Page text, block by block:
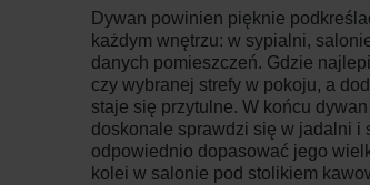
Dywan powinien pięknie
każdym wnętrzu: w sypialni,
danych pomieszczeń. Gdzie
czy wybranej strefy w pokoju, a
staje się przytulne. W końcu
doskonale sprawdzi się w jadalni i
odpowiednio dopasować jego
kolei w salonie pod stolikiem